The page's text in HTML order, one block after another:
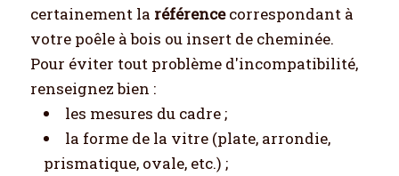
certainement la référencecorrespondant à
votre poêle à bois ou insert de cheminée.
Pour éviter tout problème d'incompatibilité,
renseignez bien :
les mesures du cadre ;
la forme de la vitre (plate, arrondie,
prismatique, ovale, etc.) ;